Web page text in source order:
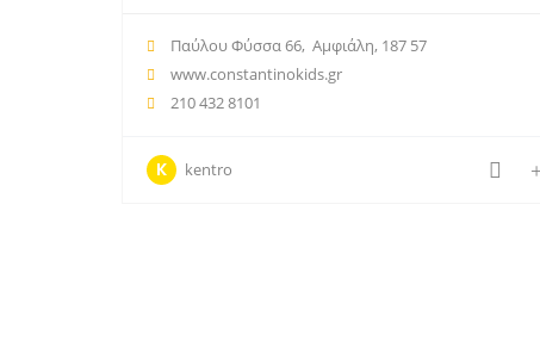
Παύλου Φύσσα 66, Αμφιάλη, 187 57
www.constantinokids.gr
210 432 8101
K kentro